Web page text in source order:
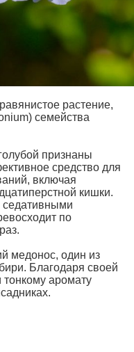
растение,
семейства
признаны
средство для
включая
кишки.
по
медонос, один из
Благодаря своей
тонкому аромату